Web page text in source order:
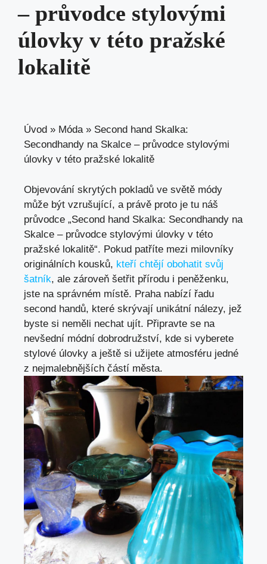
– průvodce stylovými
úlovky v této pražské
lokalitě
Úvod » Móda» Second hand Skalka:
Secondhandy na Skalce – průvodce stylovými
úlovky v této pražské lokalitě
Objevování ⁤skrytých pokladů ve světě módy⁢
může ‍být vzrušující, a právě proto je tu‌ náš
průvodce „Second hand Skalka: Secondhandy⁣ na
Skalce – průvodce stylovými úlovky v⁣ této
pražské lokalitě“. Pokud patříte mezi⁣ milovníky ​
originálních kousků, kteří chtějí obohatit svůj
šatník, ale ‌zároveň šetřit přírodu i peněženku,
jste na správném místě. ‍Praha nabízí řadu
⁤second handů, které skrývají ⁣unikátní nálezy, jež
byste​ si neměli ⁤nechat ujít. Připravte se na
nevšední módní dobrodružství, kde si vyberete
stylové úlovky a ještě si užijete atmosféru‌ jedné
z nejmalebnějších ​částí města.